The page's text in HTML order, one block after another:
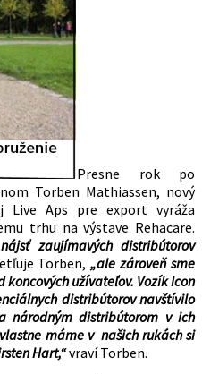
Presne rok po
Torben Mathiassen, nový
Live Aps pre export vyráža
trhu na výstave Rehacare.
zaujímavých distribútorov
Torben,„ale zároveň sme
užívateľov. Vozík Icon
distribútorov navštívilo
národným distribútorom v ich
máme v našich rukách si
Hart,“vraví Torben.